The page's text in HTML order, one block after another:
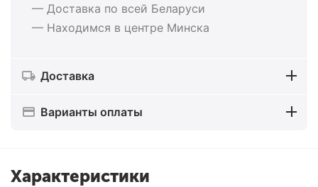
— Доставка по всей Беларуси
— Находимся в центре Минска
Доставка
Варианты оплаты
Характеристики